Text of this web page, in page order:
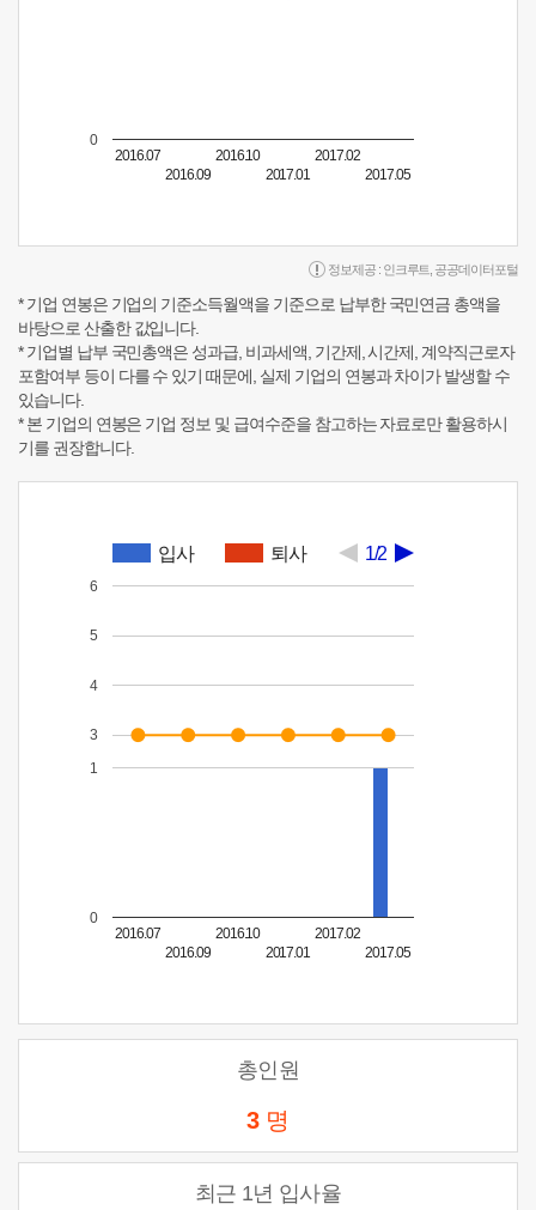
2016.07
2016.09
2016.10
2017.01
2017.02
2017.05
0
정보제공 : 인크루트 공공데이터포털
* 기업 연봉은 기업의 기준소득월액을 기준으로 납부한 국민연금 총액을
바탕으로 산출한 값입니다.
* 기업별 납부 국민총액은 성과급, 비과세액, 기간제, 시간제, 계약직근로자
포함여부 등이 다를 수 있기 때문에, 실제 기업의 연봉과 차이가 발생할 수
있습니다.
* 본 기업의 연봉은 기업 정보 및 급여수준을 참고하는 자료로만 활용하시
기를 권장합니다.
입사 퇴사 1/2
2016.07
2016.09
2016.10
2017.01
2017.02
2017.05
0
1
3
4
5
6
총인원
3 명
최근 1년 입사율